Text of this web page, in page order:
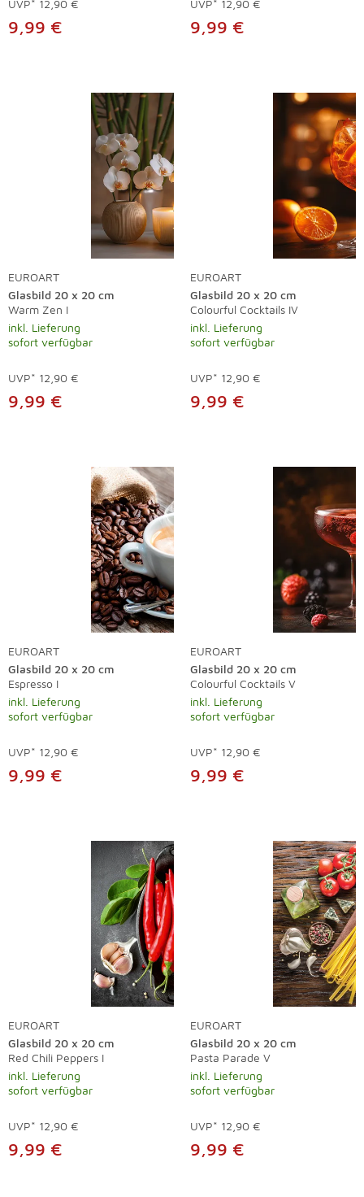
UVP* 12,90 €
9,99 €
UVP* 12,90 €
9,99 €
EUROART
Glasbild 20 x 20 cm
Warm Zen I
inkl. Lieferung
sofort verfügbar
UVP* 12,90 €
9,99 €
EUROART
Glasbild 20 x 20 cm
Colourful Cocktails IV
inkl. Lieferung
sofort verfügbar
UVP* 12,90 €
9,99 €
EUROART
Glasbild 20 x 20 cm
Espresso I
inkl. Lieferung
sofort verfügbar
UVP* 12,90 €
9,99 €
EUROART
Glasbild 20 x 20 cm
Colourful Cocktails V
inkl. Lieferung
sofort verfügbar
UVP* 12,90 €
9,99 €
EUROART
Glasbild 20 x 20 cm
Red Chili Peppers I
inkl. Lieferung
sofort verfügbar
UVP* 12,90 €
9,99 €
EUROART
Glasbild 20 x 20 cm
Pasta Parade V
inkl. Lieferung
sofort verfügbar
UVP* 12,90 €
9,99 €